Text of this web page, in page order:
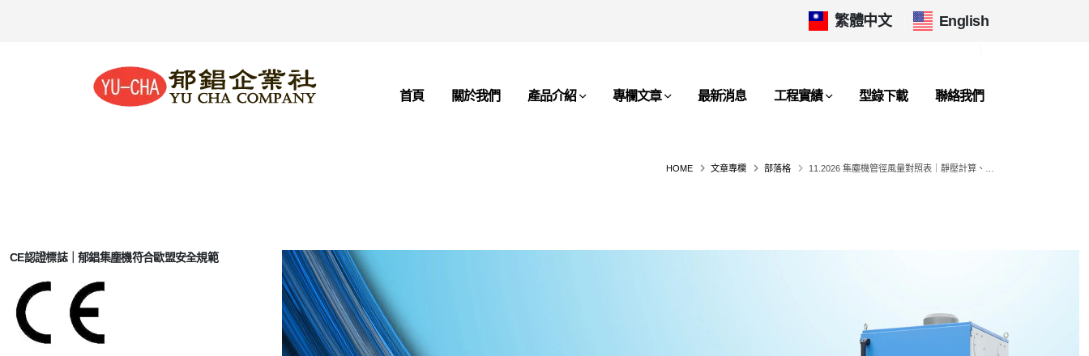
繁體中文 English
首頁 關於我們 產品介紹 專欄文章 最新消息 工程實績 型錄下載 聯絡我們
HOME 文章專欄 部落格 11.2026 集塵機管徑風量對照表｜靜壓計算、等效長度估算與佈管指南：從高真空小口徑到低壓大風量系統的全方位選型攻略
CE認證標誌｜郁錩集塵機符合歐盟安全規範